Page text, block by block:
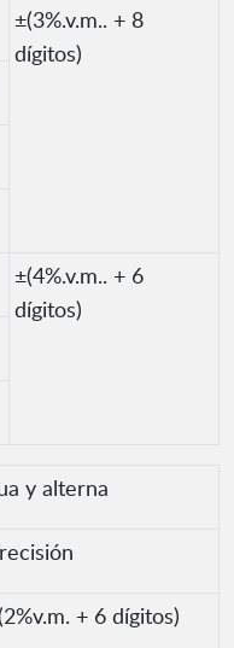
±(3%.v.m.. + 8
dígitos)
±(4%.v.m.. + 6
dígitos)
y alterna
+ 6 dígitos)